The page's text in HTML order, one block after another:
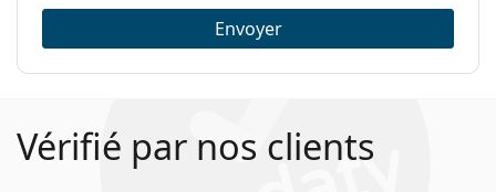
Envoyer
Vérifié par nos clients